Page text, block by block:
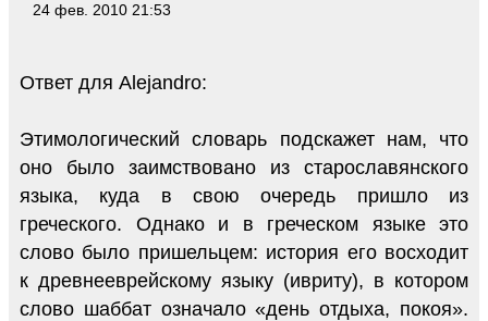
24 фев. 2010 21:53
Ответ для Alejandro:
Этимологический словарь подскажет нам, что
оно было заимствовано из старославянского
языка, куда в свою очередь пришло из
греческого. Однако и в греческом языке это
слово было пришельцем: история его восходит
к древнееврейскому языку (ивриту), в котором
слово шаббат означало «день отдыха, покоя».